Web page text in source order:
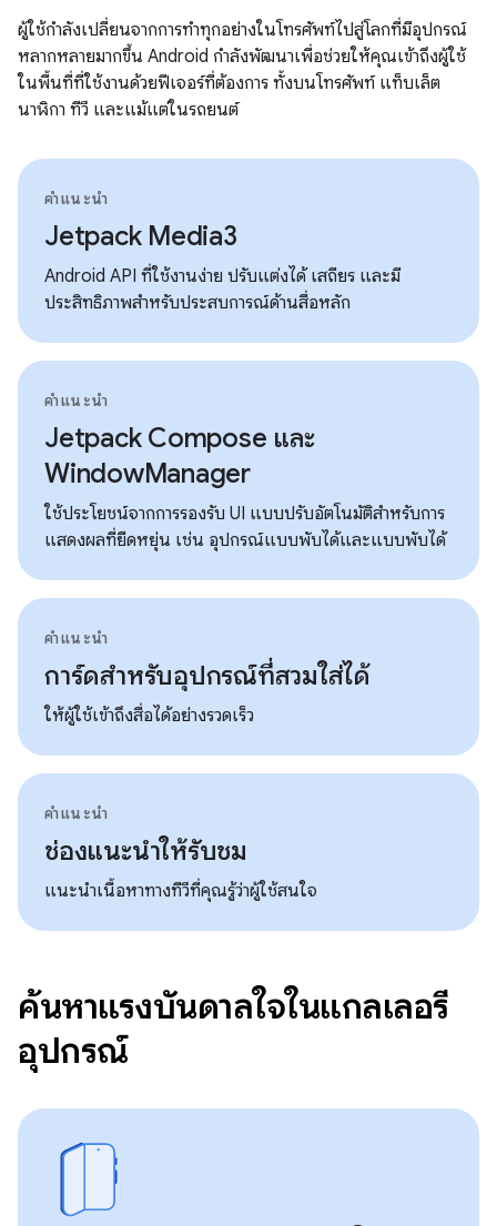
ผู้ใช้กำลังเปลี่ยนจากการทำทุกอย่างในโทรศัพท์ไปสู่โลกที่มีอุปกรณ์
หลากหลายมากขึ้น Android กำลังพัฒนาเพื่อช่วยให้คุณเข้าถึงผู้ใช้
ในพื้นที่ที่ใช้งานด้วยฟีเจอร์ที่ต้องการ ทั้งบนโทรศัพท์ แท็บเล็ต
นาฬิกา ทีวี และแม้แต่ในรถยนต์
คำแนะนำ
Jetpack Media3
Android API ที่ใช้งานง่าย ปรับแต่งได้ เสถียร และมี
ประสิทธิภาพสำหรับประสบการณ์ด้านสื่อหลัก
คำแนะนำ
Jetpack Compose และ
WindowManager
ใช้ประโยชน์จากการรองรับ UI แบบปรับอัตโนมัติสำหรับการ
แสดงผลที่ยืดหยุ่น เช่น อุปกรณ์แบบพับได้และแบบพับได้
คำแนะนำ
การ์ดสำหรับอุปกรณ์ที่สวมใส่ได้
ให้ผู้ใช้เข้าถึงสื่อได้อย่างรวดเร็ว
คำแนะนำ
ช่องแนะนำให้รับชม
แนะนำเนื้อหาทางทีวีที่คุณรู้ว่าผู้ใช้สนใจ
ค้นหาแรงบันดาลใจในแกลเลอรี
อุปกรณ์